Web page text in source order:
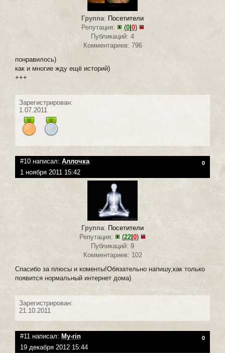
Группа: Посетители
Репутация:
(0| 0)
Публикаций: 4
Комментариев: 796
понравилось)
как и многие жду ещё историй)
+++
Зарегистрирован:
1.07.2011
#10 написал: Аллочка 0
1 ноября 2011 15:42
Группа: Посетители
Репутация:
(22 0)
Публикаций: 9
Комментариев: 102
Спасибо за плюсы и коменты!Обязательно напишу,как только
появится нормальный интернет дома)
Зарегистрирован:
21.10.2011
#11 написал: My-rin 0
19 декабря 2012 15:44